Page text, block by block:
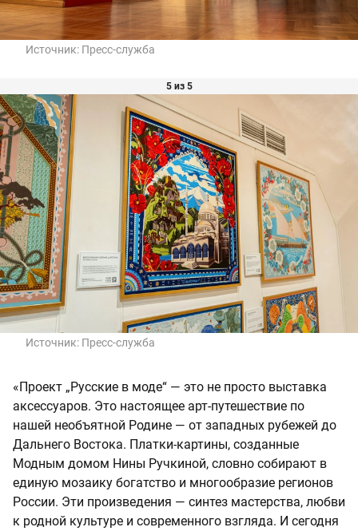
Источник: Пресс-служба
5 из 5
Источник: Пресс-служба
«Проект „Русские в моде“ — это не просто выставка
аксессуаров. Это настоящее арт-путешествие по
нашей необъятной Родине — от западных рубежей до
Дальнего Востока. Платки-картины, созданные
Модным домом Нины Ручкиной, словно собирают в
единую мозаику богатство и многообразие регионов
России. Эти произведения — синтез мастерства, любви
к родной культуре и современного взгляда. И сегодня